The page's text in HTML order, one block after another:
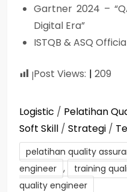
Gartner 2024 –
Digital Era”
ISTQB & ASQ
Post Views: 209
Logistic / Pelatihan
Soft Skill / Strategi /
pelatihan quality
engineer , training
quality engineer